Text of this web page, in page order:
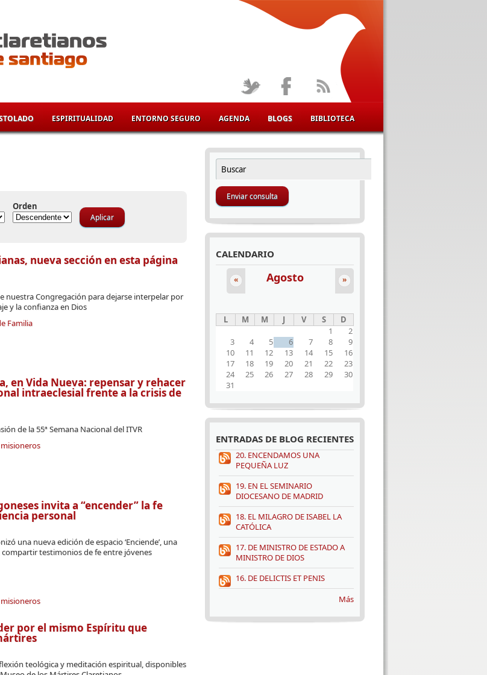
ESPIRITUALIDAD ENTORNO SEGURO AGENDA BLOGS BIBLIOTECA
Orden
nueva sección en esta página
nuestra Congregación para dejarse interpelar por
y la confianza en Dios
Familia
en Vida Nueva: repensar y rehacer
intraeclesial frente a la crisis de
de la 55ª Semana Nacional del ITVR
invita a “encender” la fe
personal
una nueva edición de espacio ‘Enciende’, una
compartir testimonios de fe entre jóvenes
por el mismo Espíritu que
teológica y meditación espiritual, disponibles
FORMULARIO DE BÚSQUEDA
Buscar
CALENDARIO
Agosto
« »
L M M J V S
D
1
2
3
4 5 6 7 8
9
10
11 12 13 14 15
16
17
18 19 20 21 22
23
24
25 26 27 28 29
30
31
ENTRADAS DE BLOG RECIENTES
20. ENCENDAMOS UNA
PEQUEÑA LUZ
19. EN EL SEMINARIO
DIOCESANO DE MADRID
18. EL MILAGRO DE ISABEL LA
CATÓLICA
17. DE MINISTRO DE ESTADO A
MINISTRO DE DIOS
16. DE DELICTIS ET PENIS
Más